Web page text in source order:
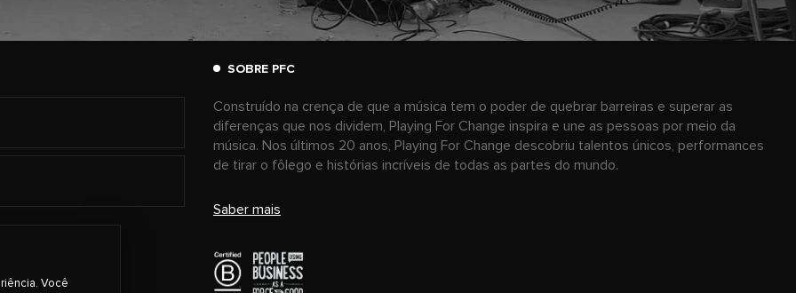
SOBRE PFC
Construído na crença de que a música tem o poder de quebrar barreiras e superar as
diferenças que nos dividem, Playing For Change inspira e une as pessoas por meio da
música. Nos últimos 20 anos, Playing For Change descobriu talentos únicos, performances
de tirar o fôlego e histórias incríveis de todas as partes do mundo.
Saber mais
Você